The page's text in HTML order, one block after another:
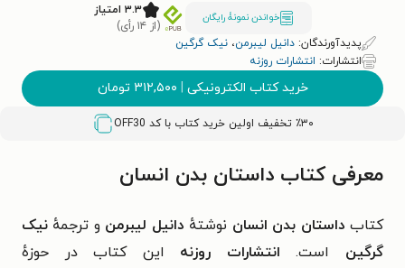
خواندن نمونۀ رایگان
۳.۳ امتیاز
(از ۱۴ رأی)
پدیدآورندگان: دانیل لیبرمن، نیک گرگین
انتشارات: انتشارات روزنه
خرید کتاب الکترونیکی | ۳۱۲,۵۰۰ تومان
٪۳۰ تخفیف اولین خرید کتاب با کد OFF30
معرفی کتاب داستان بدن انسان
کتاب داستان بدن انسان نوشتهٔ دانیل لیبرمن و ترجمهٔ نیک
گرگین
است.انتشارات روزنه این کتاب در حوزهٔ